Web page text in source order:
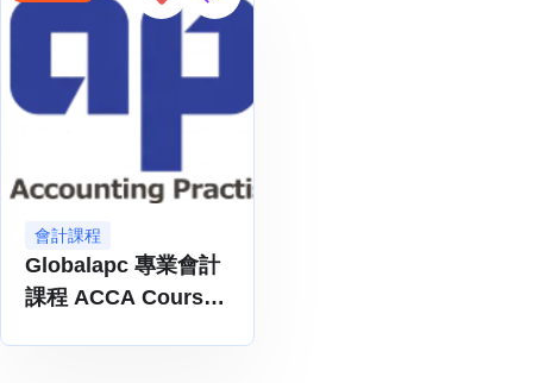
會計課程
Globalapc 專業會計
課程 ACCA Courses